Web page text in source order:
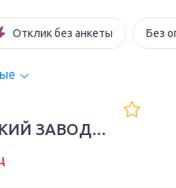
Отклик без анкеты Без
ЗАВОД В